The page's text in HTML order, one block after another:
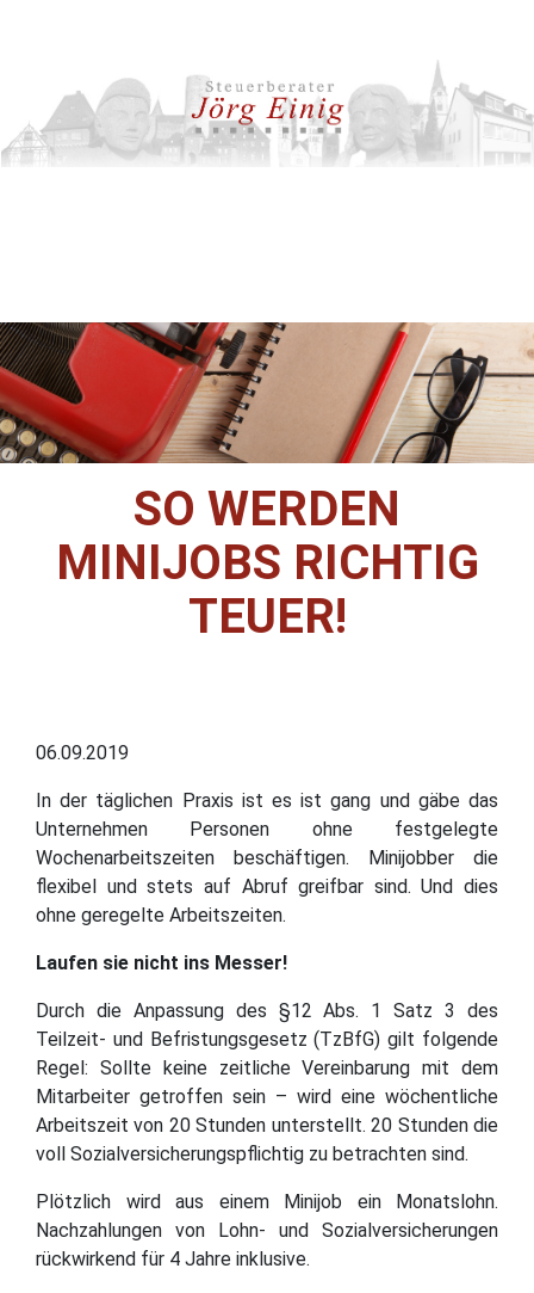
SO WERDEN
MINIJOBS RICHTIG
TEUER!
06.09.2019
In der täglichen Praxis ist es ist gang und gäbe das
Unternehmen Personen ohne festgelegte
Wochenarbeitszeiten beschäftigen. Minijobber die
flexibel und stets auf Abruf greifbar sind. Und dies
ohne geregelte Arbeitszeiten.
Laufen sie nicht ins Messer!
Durch die Anpassung des §12 Abs. 1 Satz 3 des
Teilzeit- und Befristungsgesetz (TzBfG) gilt folgende
Regel: Sollte keine zeitliche Vereinbarung mit dem
Mitarbeiter getroffen sein – wird eine wöchentliche
Arbeitszeit von 20 Stunden unterstellt. 20 Stunden die
voll Sozialversicherungspflichtig zu betrachten sind.
Plötzlich wird aus einem Minijob ein Monatslohn.
Nachzahlungen von Lohn- und Sozialversicherungen
rückwirkend für 4 Jahre inklusive.